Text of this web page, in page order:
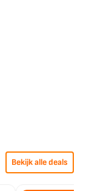
Bekijk alle deals